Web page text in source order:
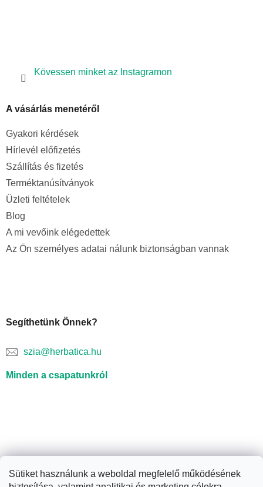
Sütiket használunk a weboldal megfelelő működésének
Kövessen minket az Instagramon
A vásárlás menetéről
Gyakori kérdések
Hírlevél előfizetés
Szállítás és fizetés
Terméktanúsítványok
Üzleti feltételek
Blog
A mi vevőink elégedettek
Az Ön személyes adatai nálunk biztonságban vannak
Segíthetünk Önnek?
szia@herbatica.hu
Minden a csapatunkról